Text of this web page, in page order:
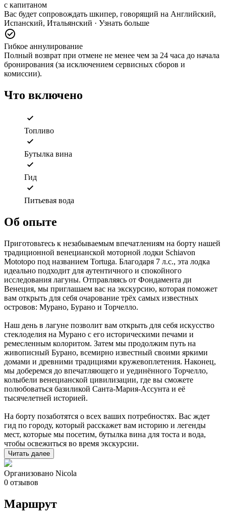
с капитаном
Вас будет сопровождать шкипер, говорящий на Английский,
Испанский, Итальянский · Узнать больше
Гибкое аннулирование
Полный возврат при отмене не менее чем за 24 часа до начала
бронирования (за исключением сервисных сборов и
комиссии).
Что включено
Топливо
Бутылка вина
Гид
Питьевая вода
Об опыте
Приготовьтесь к незабываемым впечатлениям на борту нашей
традиционной венецианской моторной лодки Schiavon
Mototopo под названием Tortuga. Благодаря 7 л.с., эта лодка
идеально подходит для аутентичного и спокойного
исследования лагуны. Отправляясь от Фондамента ди
Венеция, мы приглашаем вас на экскурсию, которая поможет
вам открыть для себя очарование трёх самых известных
островов: Мурано, Бурано и Торчелло.
Наш день в лагуне позволит вам открыть для себя искусство
стеклоделия на Мурано с его историческими печами и
ремесленным колоритом. Затем мы продолжим путь на
живописный Бурано, всемирно известный своими яркими
домами и древними традициями кружевоплетения. Наконец,
мы доберемся до впечатляющего и уединённого Торчелло,
колыбели венецианской цивилизации, где вы сможете
полюбоваться базиликой Санта-Мария-Ассунта и её
тысячелетней историей.
На борту позаботятся о всех ваших потребностях. Вас ждет
гид по городу, который расскажет вам историю и легенды
мест, которые мы посетим, бутылка вина для тоста и вода,
чтобы освежиться во время экскурсии.
Читать далее
Организовано Nicola
0 отзывов
Маршрут